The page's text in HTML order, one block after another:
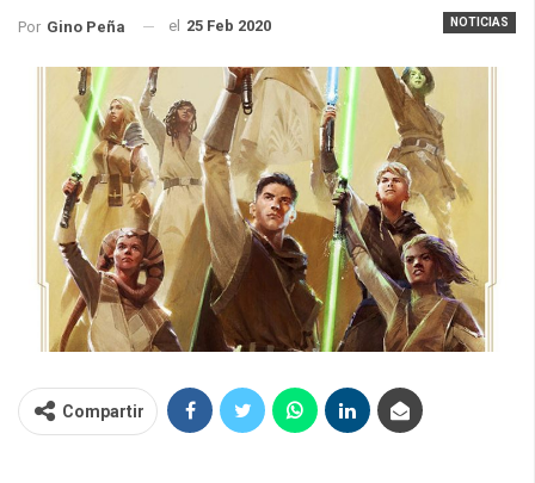
NOTICIAS
Por Gino Peña el 25 Feb 2020
Compartir